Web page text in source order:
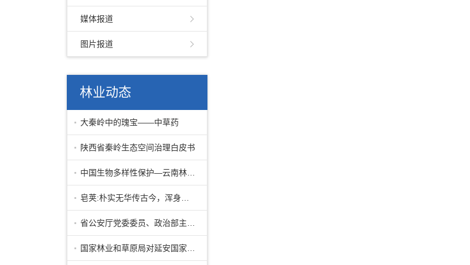
媒体报道
图片报道
林业动态
大秦岭中的瑰宝——中草药
陕西省秦岭生态空间治理白皮书